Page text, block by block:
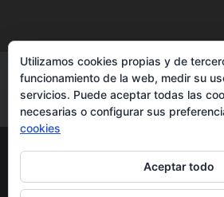
Servicios Contacto
Facebook
semirremolques - todos
Utilizamos cookies propias y de
funcionamiento de la web, medir su
servicios. Puede aceptar todas las
necesarias o configurar sus
cookies
Aceptar todo